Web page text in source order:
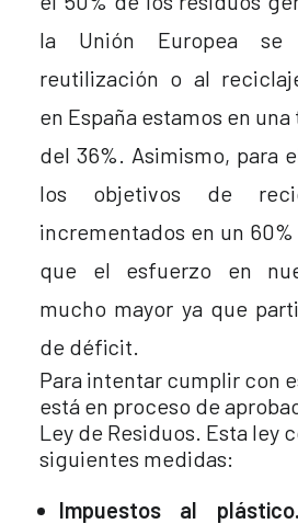
la Unión Europea
reutilización o al
en España estamos en
del 36%. Asimismo, para
los objetivos de
incrementados en un 60%
que el esfuerzo en
mucho mayor ya que
de déficit.
Para intentar cumplir con
está en proceso de
Ley de Residuos. Esta ley
siguientes medidas:
Impuestos al plástico.